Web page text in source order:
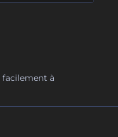
facilement à